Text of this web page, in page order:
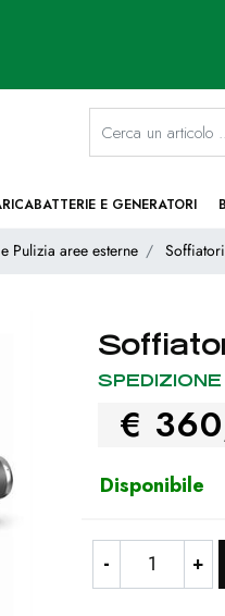
La modifica di un
E GENERATORI
Pulizia aree esterne
€
Disponibile